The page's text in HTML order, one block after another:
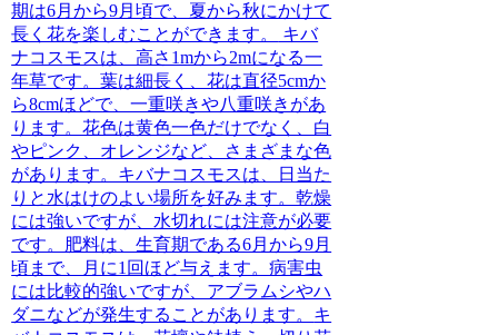
期は6月から9月頃で、夏から秋にかけて
長く花を楽しむことができます。
キバ
ナコスモスは、高さ1mから2mになる一
年草です。葉は細長く、花は直径5cmか
ら8cmほどで、一重咲きや八重咲きがあ
ります。花色は黄色一色だけでなく、白
やピンク、オレンジなど、さまざまな色
があります。キバナコスモスは、日当た
りと水はけのよい場所を好みます。乾燥
には強いですが、水切れには注意が必要
です。肥料は、生育期である6月から9月
頃まで、月に1回ほど与えます。病害虫
には比較的強いですが、アブラムシやハ
ダニなどが発生することがあります。 キ